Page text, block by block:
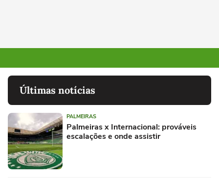
Últimas notícias
PALMEIRAS
Palmeiras x Internacional: prováveis
escalações e onde assistir